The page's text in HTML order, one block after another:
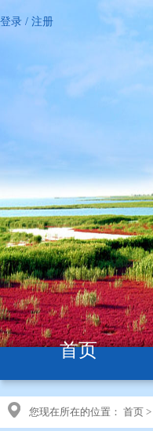
登录 / 注册
首页
您现在所在的位置： 首页 >